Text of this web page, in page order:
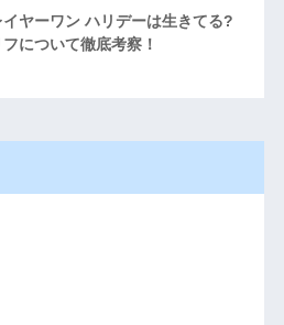
イヤーワン ハリデーは生きてる?
について徹底考察！